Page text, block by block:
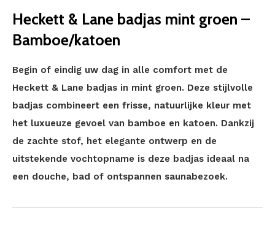
Heckett & Lane badjas mint groen –
Bamboe/katoen
Begin of eindig uw dag in alle comfort met de
Heckett & Lane badjas in mint groen. Deze stijlvolle
badjas combineert een frisse, natuurlijke kleur met
het luxueuze gevoel van bamboe en katoen. Dankzij
de zachte stof, het elegante ontwerp en de
uitstekende vochtopname is deze badjas ideaal na
een douche, bad of ontspannen saunabezoek.